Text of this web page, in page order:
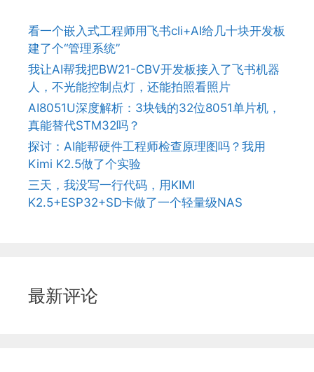
看一个嵌入式工程师用飞书cli+AI给几十块开发板
建了个“管理系统”
我让AI帮我把BW21-CBV开发板接入了飞书机器
人，不光能控制点灯，还能拍照看照片
AI8051U深度解析：3块钱的32位8051单片机，
真能替代STM32吗？
探讨：AI能帮硬件工程师检查原理图吗？我用
Kimi K2.5做了个实验
三天，我没写一行代码，用KIMI
K2.5+ESP32+SD卡做了一个轻量级NAS
最新评论